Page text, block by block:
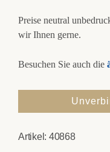
Preise neutral
wir Ihnen gerne.
Besuchen Sie auch die
Artikel: 40868